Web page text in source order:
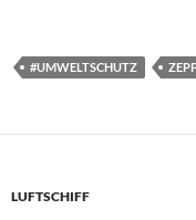
#UMWELTSCHUTZ
LUFTSCHIFF